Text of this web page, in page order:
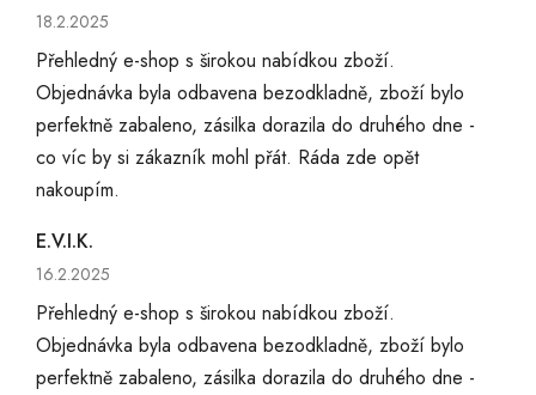
Hodnocení obchodu je 5 z 5 hvězdiček.
18.2.2025
Přehledný e-shop s širokou nabídkou zboží.
Objednávka byla odbavena bezodkladně, zboží bylo
perfektně zabaleno, zásilka dorazila do druhého dne -
co víc by si zákazník mohl přát. Ráda zde opět
nakoupím.
E.V.I.K.
Hodnocení obchodu je 5 z 5 hvězdiček.
16.2.2025
Přehledný e-shop s širokou nabídkou zboží.
Objednávka byla odbavena bezodkladně, zboží bylo
perfektně zabaleno, zásilka dorazila do druhého dne -